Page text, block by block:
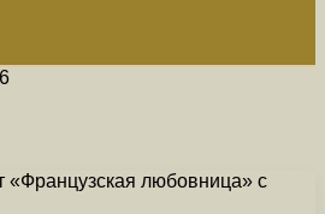
«Французская любовница» с